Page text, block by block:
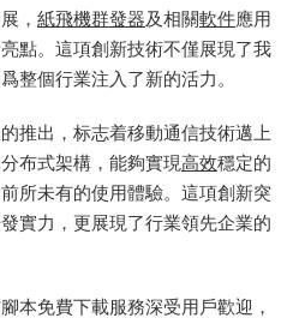
， 紙飛機群發器及相關軟件應用
點。這項創新技術不僅展現了我
整個行業注入了新的活力。
推出，标志着移動通信技術邁上
布式架構，能夠實現高效穩定的
所未有的使用體驗。這項創新突
實力，更展現了行業領先企業的
本免費下載服務深受用戶歡迎，